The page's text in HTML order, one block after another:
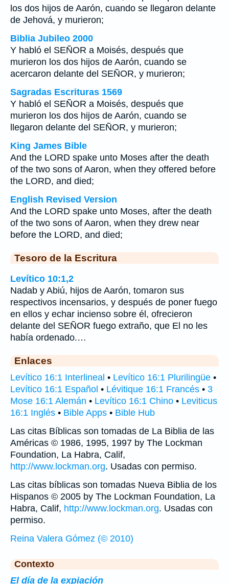
los dos hijos de Aarón, cuando se llegaron delante
de Jehová, y murieron;
Biblia Jubileo 2000
Y habló el SEÑOR a Moisés, después que
murieron los dos hijos de Aarón, cuando se
acercaron delante del SEÑOR, y murieron;
Sagradas Escrituras 1569
Y habló el SEÑOR a Moisés, después que
murieron los dos hijos de Aarón, cuando se
llegaron delante del SEÑOR, y murieron;
King James Bible
And the LORD spake unto Moses after the death
of the two sons of Aaron, when they offered before
the LORD, and died;
English Revised Version
And the LORD spake unto Moses, after the death
of the two sons of Aaron, when they drew near
before the LORD, and died;
Tesoro de la Escritura
Levítico 10:1,2
Nadab y Abiú, hijos de Aarón, tomaron sus
respectivos incensarios, y después de poner fuego
en ellos y echar incienso sobre él, ofrecieron
delante del SEÑOR fuego extraño, que El no les
había ordenado.…
Enlaces
Levítico 16:1 Interlineal • Levítico 16:1 Plurilingüe •
Levítico 16:1 Español • Lévitique 16:1 Francés • 3
Mose 16:1 Alemán • Levítico 16:1 Chino • Leviticus
16:1 Inglés • Bible Apps • Bible Hub
Las citas Bíblicas son tomadas de La Biblia de las
Américas © 1986, 1995, 1997 by The Lockman
Foundation, La Habra, Calif,
http://www.lockman.org. Usadas con permiso.
Las citas bíblicas son tomadas Nueva Biblia de los
Hispanos © 2005 by The Lockman Foundation, La
Habra, Calif, http://www.lockman.org. Usadas con
permiso.
Reina Valera Gómez (© 2010)
Contexto
El día de la expiación